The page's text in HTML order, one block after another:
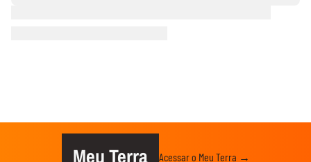
Meu Terra Acessar o Meu Terra →